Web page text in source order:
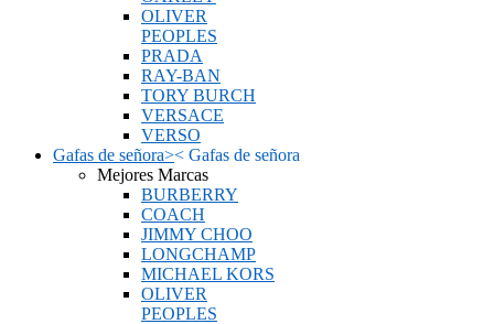
OLIVER
PEOPLES
PRADA
RAY-BAN
TORY BURCH
VERSACE
VERSO
Gafas de señora>< Gafas de señora
Mejores Marcas
BURBERRY
COACH
JIMMY CHOO
LONGCHAMP
MICHAEL KORS
OLIVER
PEOPLES